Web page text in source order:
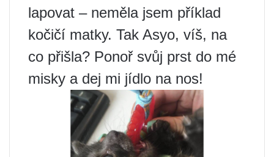
lapovat – neměla jsem příklad
kočičí matky. Tak Asyo, víš, na
co přišla? Ponoř svůj prst do mé
misky a dej mi jídlo na nos!